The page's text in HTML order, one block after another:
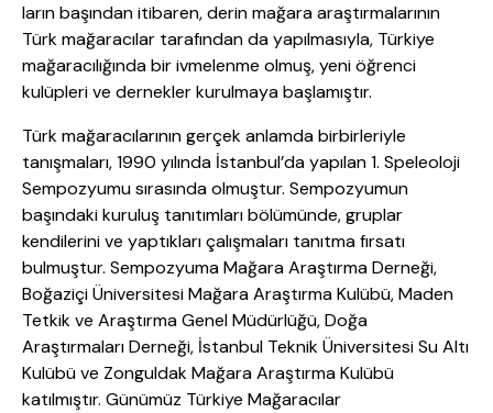
ların başından itibaren, derin mağara araştırmalarının
Türk mağaracılar tarafından da yapılmasıyla, Türkiye
mağaracılığında bir ivmelenme olmuş, yeni öğrenci
kulüpleri ve dernekler kurulmaya başlamıştır.
Türk mağaracılarının gerçek anlamda birbirleriyle
tanışmaları, 1990 yılında İstanbul’da yapılan 1. Speleoloji
Sempozyumu sırasında olmuştur. Sempozyumun
başındaki kuruluş tanıtımları bölümünde, gruplar
kendilerini ve yaptıkları çalışmaları tanıtma fırsatı
bulmuştur. Sempozyuma Mağara Araştırma Derneği,
Boğaziçi Üniversitesi Mağara Araştırma Kulübü, Maden
Tetkik ve Araştırma Genel Müdürlüğü, Doğa
Araştırmaları Derneği, İstanbul Teknik Üniversitesi Su Altı
Kulübü ve Zonguldak Mağara Araştırma Kulübü
katılmıştır. Günümüz Türkiye Mağaracılar